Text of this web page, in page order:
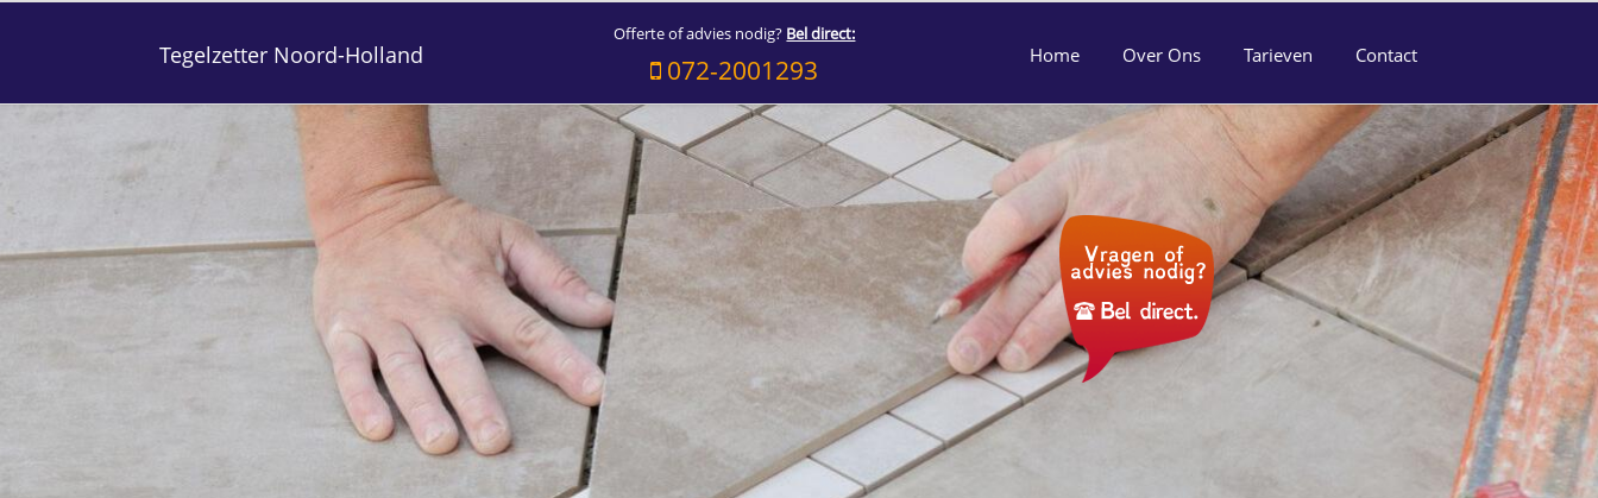
Tegelzetter Noord-Holland
Offerte of advies nodig? Bel direct:
072-2001293 Home Over Ons Tarieven Contact